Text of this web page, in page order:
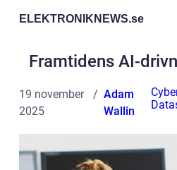
ELEKTRONIKNEWS.se
Framtidens AI-
19 november
2025
Adam
Wallin